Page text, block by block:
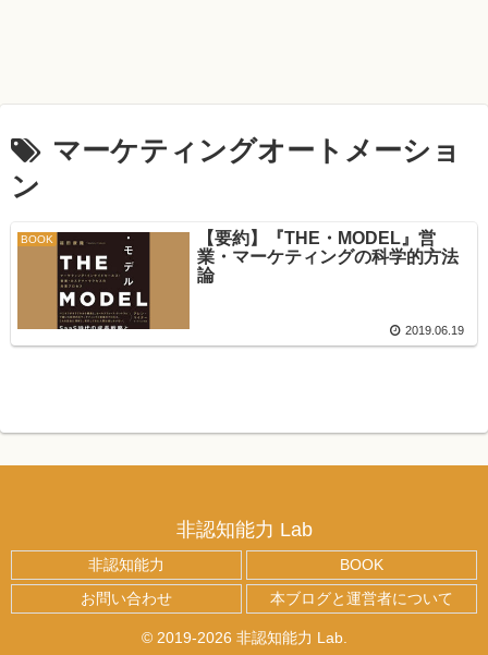
マーケティングオートメーショ
ン
BOOK
【要約】『THE・MODEL』営
業・マーケティングの科学的方法
論
2019.06.19
非認知能力 Lab
非認知能力
BOOK
お問い合わせ
本ブログと運営者について
© 2019-2026 非認知能力 Lab.